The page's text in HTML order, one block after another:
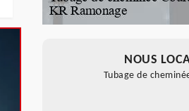
NOUS
Tubage de